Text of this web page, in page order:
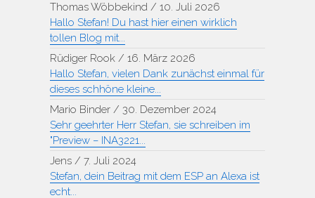
Thomas Wöbbekind / 10. Juli 2026
Hallo Stefan! Du hast hier einen wirklich
tollen Blog mit...
Rüdiger Rook / 16. März 2026
Hallo Stefan, vielen Dank zunächst einmal für
dieses schhöne kleine...
Mario Binder / 30. Dezember 2024
Sehr geehrter Herr Stefan, sie schreiben im
"Preview – INA3221...
Jens / 7. Juli 2024
Stefan, dein Beitrag mit dem ESP an Alexa ist
echt...